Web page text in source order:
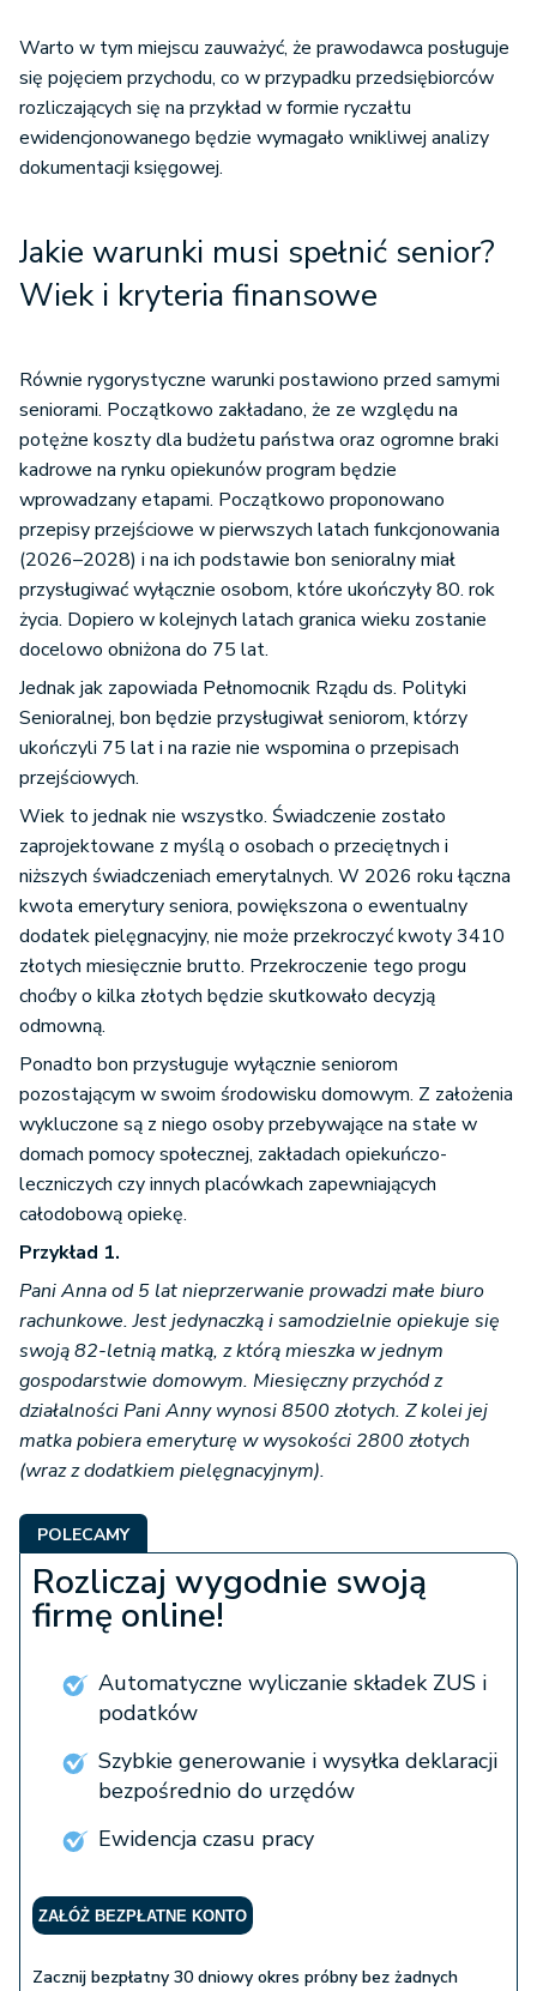
Warto w tym miejscu zauważyć, że prawodawca posługuje
się pojęciem przychodu, co w przypadku przedsiębiorców
rozliczających się na przykład w formie ryczałtu
ewidencjonowanego będzie wymagało wnikliwej analizy
dokumentacji księgowej.
Jakie warunki musi spełnić senior?
Wiek i kryteria finansowe
Równie rygorystyczne warunki postawiono przed samymi
seniorami. Początkowo zakładano, że ze względu na
potężne koszty dla budżetu państwa oraz ogromne braki
kadrowe na rynku opiekunów program będzie
wprowadzany etapami. Początkowo proponowano
przepisy przejściowe w pierwszych latach funkcjonowania
(2026–2028) i na ich podstawie bon senioralny miał
przysługiwać wyłącznie osobom, które ukończyły 80. rok
życia. Dopiero w kolejnych latach granica wieku zostanie
docelowo obniżona do 75 lat.
Jednak jak zapowiada Pełnomocnik Rządu ds. Polityki
Senioralnej, bon będzie przysługiwał seniorom, którzy
ukończyli 75 lat i na razie nie wspomina o przepisach
przejściowych.
Wiek to jednak nie wszystko. Świadczenie zostało
zaprojektowane z myślą o osobach o przeciętnych i
niższych świadczeniach emerytalnych. W 2026 roku łączna
kwota emerytury seniora, powiększona o ewentualny
dodatek pielęgnacyjny, nie może przekroczyć kwoty 3410
złotych miesięcznie brutto. Przekroczenie tego progu
choćby o kilka złotych będzie skutkowało decyzją
odmowną.
Ponadto bon przysługuje wyłącznie seniorom
pozostającym w swoim środowisku domowym. Z założenia
wykluczone są z niego osoby przebywające na stałe w
domach pomocy społecznej, zakładach opiekuńczo-
leczniczych czy innych placówkach zapewniających
całodobową opiekę.
Przykład 1.
Pani Anna od 5 lat nieprzerwanie prowadzi małe biuro
rachunkowe. Jest jedynaczką i samodzielnie opiekuje się
swoją 82-letnią matką, z którą mieszka w jednym
gospodarstwie domowym. Miesięczny przychód z
działalności Pani Anny wynosi 8500 złotych. Z kolei jej
matka pobiera emeryturę w wysokości 2800 złotych
(wraz z dodatkiem pielęgnacyjnym).
POLECAMY
Rozliczaj wygodnie swoją
firmę online!
Automatyczne wyliczanie składek ZUS i
podatków
Szybkie generowanie i wysyłka deklaracji
bezpośrednio do urzędów
Ewidencja czasu pracy
ZAŁÓŻ BEZPŁATNE KONTO
Zacznij bezpłatny 30 dniowy okres próbny bez żadnych